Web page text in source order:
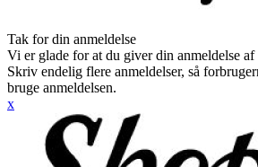
Tak for din anmeldelse
Vi er glade for at du giver din anmeldelse
Skriv endelig flere anmeldelser, så
bruge anmeldelsen.
x